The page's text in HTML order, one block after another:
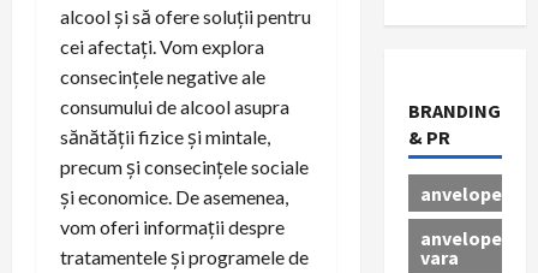
alcool și să ofere soluții pentru
cei afectați. Vom explora
consecințele negative ale
consumului de alcool asupra
sănătății fizice și mintale,
precum și consecințele sociale
și economice. De asemenea,
vom oferi informații despre
tratamentele și programele de
BRANDING
& PR
anvelope
anvelope
vara